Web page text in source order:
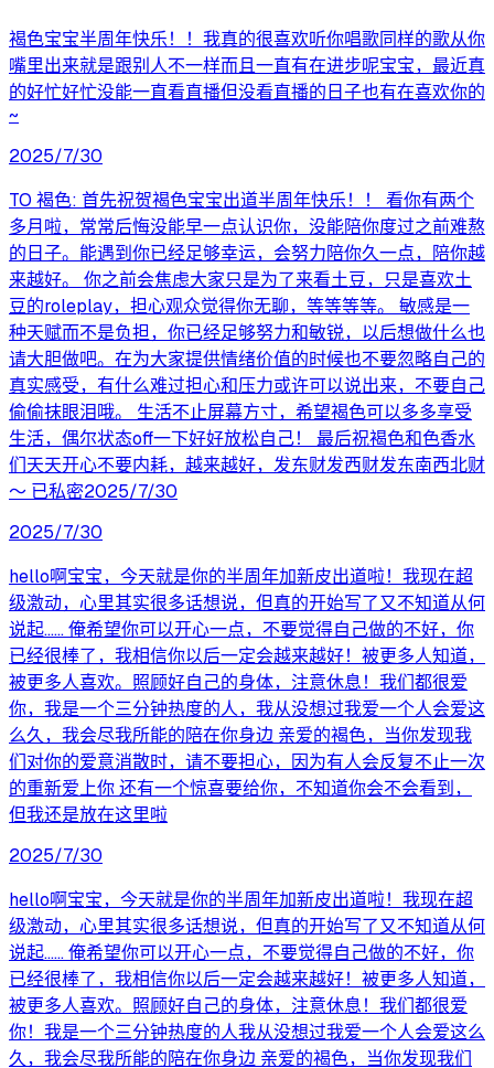
褐色宝宝半周年快乐！！我真的很喜欢听你唱歌同样的歌从你
嘴里出来就是跟别人不一样而且一直有在进步呢宝宝，最近真
的好忙好忙没能一直看直播但没看直播的日子也有在喜欢你的
~
2025/7/30
TO 褐色: 首先祝贺褐色宝宝出道半周年快乐！！ 看你有两个
多月啦，常常后悔没能早一点认识你，没能陪你度过之前难熬
的日子。能遇到你已经足够幸运，会努力陪你久一点，陪你越
来越好。 你之前会焦虑大家只是为了来看土豆，只是喜欢土
豆的roleplay，担心观众觉得你无聊，等等等等。 敏感是一
种天赋而不是负担，你已经足够努力和敏锐，以后想做什么也
请大胆做吧。在为大家提供情绪价值的时候也不要忽略自己的
真实感受，有什么难过担心和压力或许可以说出来，不要自己
偷偷抹眼泪哦。 生活不止屏幕方寸，希望褐色可以多多享受
生活，偶尔状态off一下好好放松自己！ 最后祝褐色和色香水
们天天开心不要内耗，越来越好，发东财发西财发东南西北财
～ 已私密2025/7/30
2025/7/30
hello啊宝宝，今天就是你的半周年加新皮出道啦！我现在超
级激动，心里其实很多话想说，但真的开始写了又不知道从何
说起…… 俺希望你可以开心一点，不要觉得自己做的不好，你
已经很棒了，我相信你以后一定会越来越好！被更多人知道，
被更多人喜欢。照顾好自己的身体，注意休息！我们都很爱
你，我是一个三分钟热度的人，我从没想过我爱一个人会爱这
么久，我会尽我所能的陪在你身边 亲爱的褐色，当你发现我
们对你的爱意消散时，请不要担心，因为有人会反复不止一次
的重新爱上你 还有一个惊喜要给你，不知道你会不会看到，
但我还是放在这里啦
2025/7/30
hello啊宝宝，今天就是你的半周年加新皮出道啦！我现在超
级激动，心里其实很多话想说，但真的开始写了又不知道从何
说起…… 俺希望你可以开心一点，不要觉得自己做的不好，你
已经很棒了，我相信你以后一定会越来越好！被更多人知道，
被更多人喜欢。照顾好自己的身体，注意休息！我们都很爱
你！我是一个三分钟热度的人我从没想过我爱一个人会爱这么
久，我会尽我所能的陪在你身边 亲爱的褐色，当你发现我们